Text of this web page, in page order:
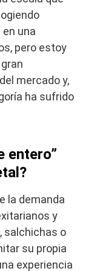
una
pero estoy
mercado y,
ha sufrido
entero”
la demanda
y
salchichas o
su propia
experiencia